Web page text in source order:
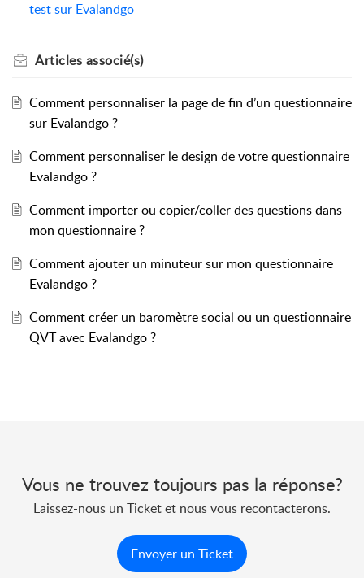
test sur Evalandgo
Articles associé(s)
Comment personnaliser la page de fin d’un questionnaire
sur Evalandgo ?
Comment personnaliser le design de votre questionnaire
Evalandgo ?
Comment importer ou copier/coller des questions dans
mon questionnaire ?
Comment ajouter un minuteur sur mon questionnaire
Evalandgo ?
Comment créer un baromètre social ou un questionnaire
QVT avec Evalandgo ?
Vous ne trouvez toujours pas la réponse?
Laissez-nous un Ticket et nous vous recontacterons.
Envoyer un Ticket